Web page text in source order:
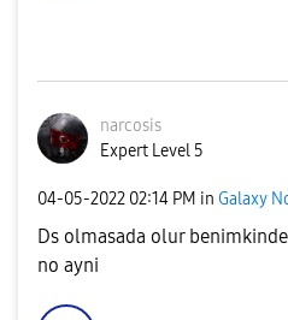
narcosis
Expert Level 5
‎04-05-2022 02:14 PM in Galaxy
Ds olmasada olur
no ayni